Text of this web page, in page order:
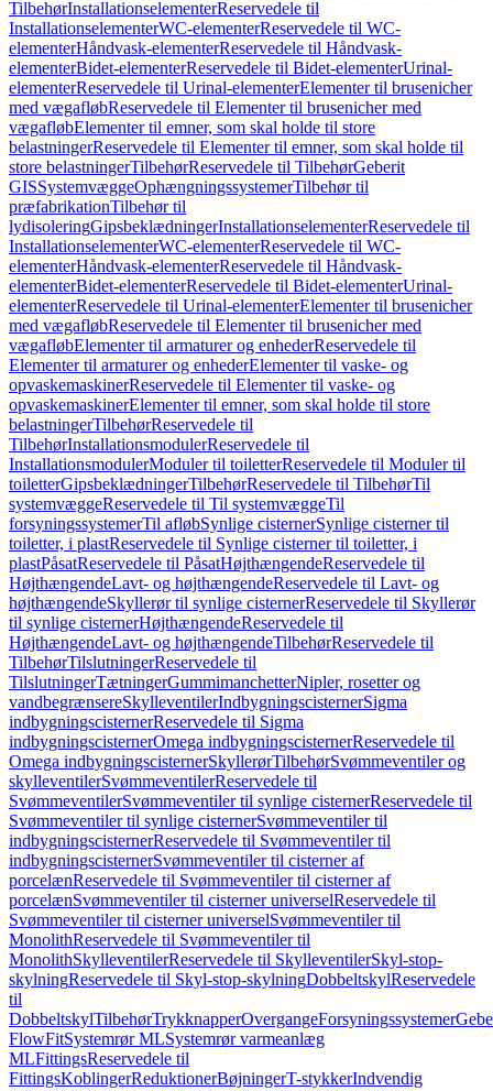
TilbehørInstallationselementerReservedele til
InstallationselementerWC-elementerReservedele til WC-
elementerHåndvask-elementerReservedele til Håndvask-
elementerBidet-elementerReservedele til Bidet-elementerUrinal-
elementerReservedele til Urinal-elementerElementer til brusenicher
med vægafløbReservedele til Elementer til brusenicher med
vægafløbElementer til emner, som skal holde til store
belastningerReservedele til Elementer til emner, som skal holde til
store belastningerTilbehørReservedele til TilbehørGeberit
GISSystemvæggeOphængningssystemerTilbehør til
præfabrikationTilbehør til
lydisoleringGipsbeklædningerInstallationselementerReservedele til
InstallationselementerWC-elementerReservedele til WC-
elementerHåndvask-elementerReservedele til Håndvask-
elementerBidet-elementerReservedele til Bidet-elementerUrinal-
elementerReservedele til Urinal-elementerElementer til brusenicher
med vægafløbReservedele til Elementer til brusenicher med
vægafløbElementer til armaturer og enhederReservedele til
Elementer til armaturer og enhederElementer til vaske- og
opvaskemaskinerReservedele til Elementer til vaske- og
opvaskemaskinerElementer til emner, som skal holde til store
belastningerTilbehørReservedele til
TilbehørInstallationsmodulerReservedele til
InstallationsmodulerModuler til toiletterReservedele til Moduler til
toiletterGipsbeklædningerTilbehørReservedele til TilbehørTil
systemvæggeReservedele til Til systemvæggeTil
forsyningssystemerTil afløbSynlige cisternerSynlige cisterner til
toiletter, i plastReservedele til Synlige cisterner til toiletter, i
plastPåsatReservedele til PåsatHøjthængendeReservedele til
HøjthængendeLavt- og højthængendeReservedele til Lavt- og
højthængendeSkyllerør til synlige cisternerReservedele til Skyllerør
til synlige cisternerHøjthængendeReservedele til
HøjthængendeLavt- og højthængendeTilbehørReservedele til
TilbehørTilslutningerReservedele til
TilslutningerTætningerGummimanchetterNipler, rosetter og
vandbegrænsereSkylleventilerIndbygningscisternerSigma
indbygningscisternerReservedele til Sigma
indbygningscisternerOmega indbygningscisternerReservedele til
Omega indbygningscisternerSkyllerørTilbehørSvømmeventiler og
skylleventilerSvømmeventilerReservedele til
SvømmeventilerSvømmeventiler til synlige cisternerReservedele til
Svømmeventiler til synlige cisternerSvømmeventiler til
indbygningscisternerReservedele til Svømmeventiler til
indbygningscisternerSvømmeventiler til cisterner af
porcelænReservedele til Svømmeventiler til cisterner af
porcelænSvømmeventiler til cisterner universelReservedele til
Svømmeventiler til cisterner universelSvømmeventiler til
MonolithReservedele til Svømmeventiler til
MonolithSkylleventilerReservedele til SkylleventilerSkyl-stop-
skylningReservedele til Skyl-stop-skylningDobbeltskylReservedele
til
DobbeltskylTilbehørTrykknapperOvergangeForsyningssystemer
FlowFitSystemrør MLSystemrør varmeanlæg
MLFittingsReservedele til
FittingsKoblingerReduktionerBøjningerT-stykkerIndvendig